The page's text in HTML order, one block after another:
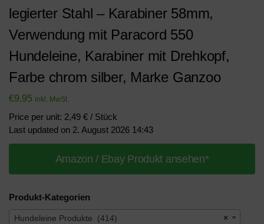
legierter Stahl – Karabiner 58mm,
Verwendung mit Paracord 550
Hundeleine, Karabiner mit Drehkopf,
Farbe chrom silber, Marke Ganzoo
€9,95 inkl. MwSt.
Price per unit: 2,49 € / Stück
Last updated on 2. August 2026 14:43
Amazon / Ebay Produkt ansehen*
Produkt-Kategorien
×
Hundeleine Produkte (414)